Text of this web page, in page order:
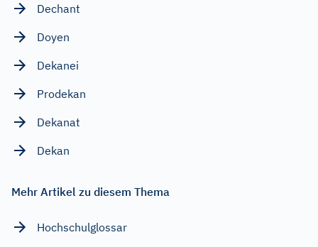
Dechant
Doyen
Dekanei
Prodekan
Dekanat
Dekan
Mehr Artikel zu diesem Thema
Hochschulglossar